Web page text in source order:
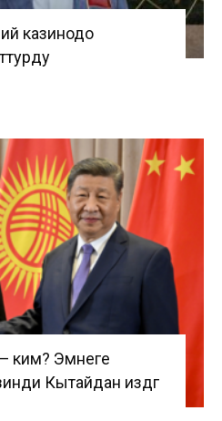
казинодо
ким? Эмнеге
Кытайдан издөөгө